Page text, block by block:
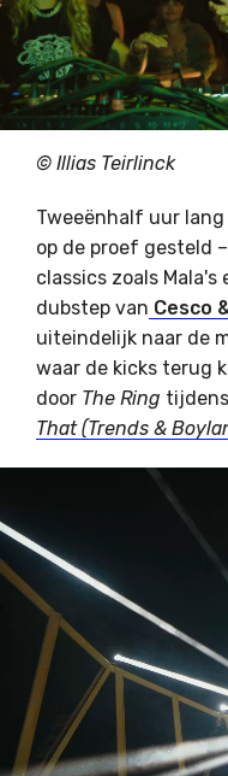
© Illias Teirlinck
Tweeënhalf uur
op de proef gesteld
classics zoals Mala's
dubstep van Cesco
uiteindelijk naar de
waar de kicks terug
door The Ring tijdens
That (Trends &